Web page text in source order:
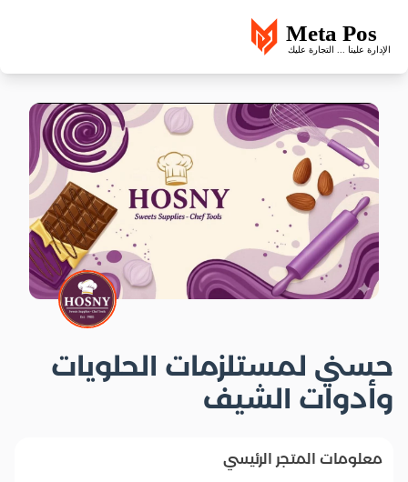
حسني لمستلزمات الحلويات
وأدوات الشيف
معلومات المتجر الرئيسي